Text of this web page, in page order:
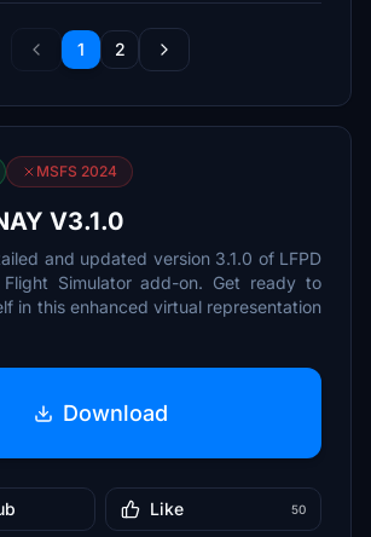
1 2
MSFS 2024
V3.1.0
and updated version 3.1.0 of LFPD
Simulator add-on. Get ready to
in this enhanced virtual representation
Download
Like 50